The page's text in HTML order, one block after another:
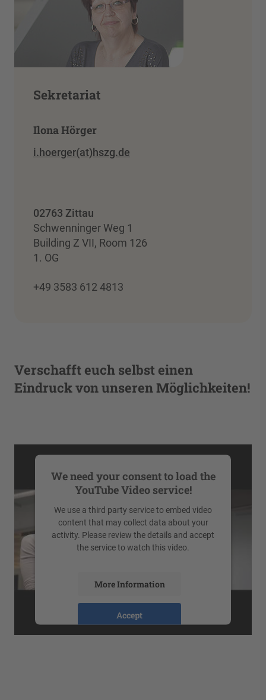
Sekretariat
Ilona Hörger
i.hoerger(at)hszg.de
02763 Zittau
Schwenninger Weg 1
Building Z VII, Room 126
1. OG
+49 3583 612 4813
Verschafft euch selbst einen
Eindruck von unseren Möglichkeiten!
We need your consent to load the
YouTube Video service!
We use a third party service to embed video
content that may collect data about your
activity. Please review the details and accept
the service to watch this video.
More Information
Accept
powered byUsercentrics Consent